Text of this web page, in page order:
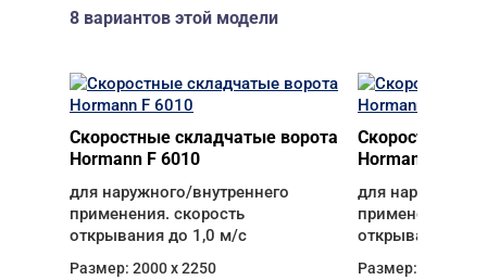
8 вариантов этой модели
Скоростные складчатые ворота
Hormann F 6010
для наружного/внутреннего
применения. скорость
открывания до 1,0 м/с
Размер: 2000 х 2250
Скоростные
Hormann F 6010
для наружного/
применения.
открывания до
Размер: 2500 х